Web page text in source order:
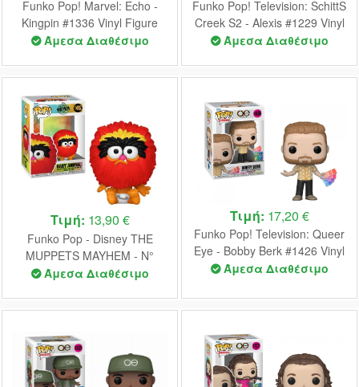
Funko Pop! Marvel: Echo -
Kingpin #1336 Vinyl Figure
Άμεσα Διαθέσιμο
Funko Pop! Television: SchittS
Creek S2 - Alexis #1229 Vinyl
Figure
Άμεσα Διαθέσιμο
Τιμή: 13,90 €
Funko Pop - Disney THE
MUPPETS MAYHEM - N°
1492 - Baby Animal Vinyl
Άμεσα Διαθέσιμο
Τιμή: 17,20 €
Funko Pop! Television: Queer
Eye - Bobby Berk #1426 Vinyl
Figure
Άμεσα Διαθέσιμο